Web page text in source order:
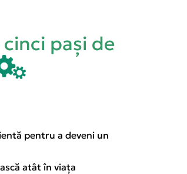
pași de
pentru a deveni un
atât în viața